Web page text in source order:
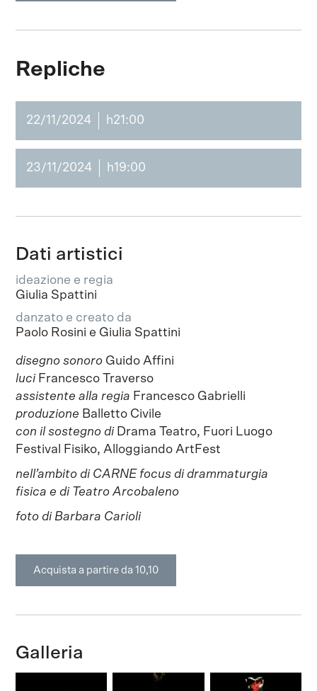
Repliche
22/11/2024 h21:00
23/11/2024 h19:00
Dati artistici
ideazione e regia
Giulia Spattini
danzato e creato da
Paolo Rosini e Giulia Spattini
disegno sonoro Guido Affini
luciFrancesco Traverso
assistente alla regia Francesco Gabrielli
produzione Balletto Civile
con il sostegno diDrama Teatro, Fuori Luogo
Festival Fisiko, Alloggiando ArtFest
nell’ambito di CARNE focus di drammaturgia
fisicae di Teatro Arcobaleno
foto di Barbara Carioli
Acquista a partire da 10,10
Galleria